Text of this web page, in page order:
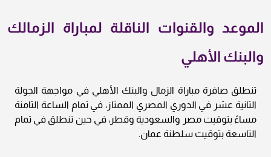
الموعد والقنوات الناقلة لمباراة الزمالك
والبنك الأهلي
تنطلق صافرة مباراة الزمال والبنك الأهلي في مواجهة الجولة
الثانية عشر في الدوري المصري الممتاز، في تمام الساعة الثامنة
مساءً بتوقيت مصر والسعودية وقطر، في حين تنطلق في تمام
التاسعة بتوقيت سلطنة عمان.